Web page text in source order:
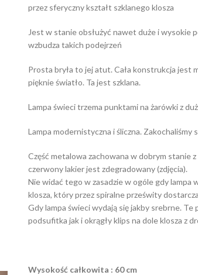
przez sferyczny kształt szklanego klosza
Jest w stanie obsłużyć nawet duże i wysokie
wzbudza takich podejrzeń
Prosta bryła to jej atut. Cała konstrukcja jest
pięknie światło. Ta jest szklana.
Lampa świeci trzema punktami na żarówki z
Lampa modernistyczna i śliczna. Zakochaliśmy
Część metalowa zachowana w dobrym stanie
czerwony lakier jest zdegradowany (zdjęcia).
Nie widać tego w zasadzie w ogóle gdy lampa
klosza, który przez spiralne prześwity
Gdy lampa świeci wydają się jakby srebrne.
podsufitka jak i okrągły klips na dole klosza z
Wysokość całkowita : 60 cm